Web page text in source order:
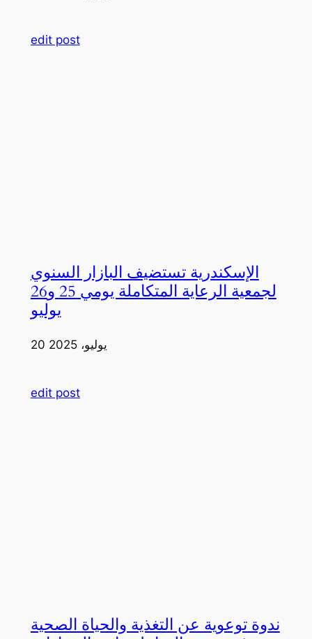
edit post
الإسكندرية تستضيف البازار السنوي
لجمعية الرعاية المتكاملة يومي 25 و26
يوليو
20 يوليو، 2025
edit post
ندوة توعوية عن التغذية والحياة الصحية